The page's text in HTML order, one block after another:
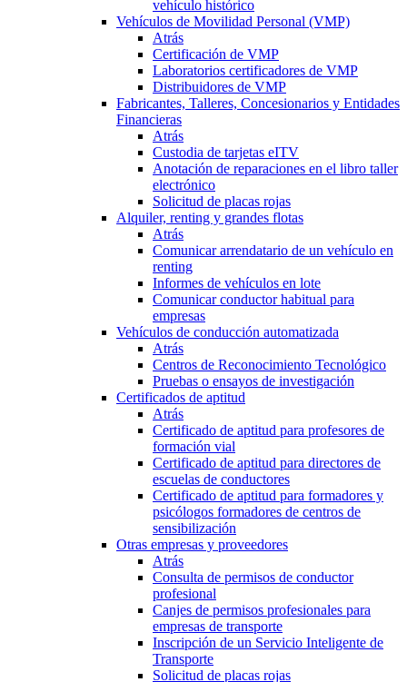
vehículo histórico
Vehículos de Movilidad Personal (VMP)
Atrás
Certificación de VMP
Laboratorios certificadores de VMP
Distribuidores de VMP
Fabricantes, Talleres, Concesionarios y Entidades
Financieras
Atrás
Custodia de tarjetas eITV
Anotación de reparaciones en el libro taller
electrónico
Solicitud de placas rojas
Alquiler, renting y grandes flotas
Atrás
Comunicar arrendatario de un vehículo en
renting
Informes de vehículos en lote
Comunicar conductor habitual para
empresas
Vehículos de conducción automatizada
Atrás
Centros de Reconocimiento Tecnológico
Pruebas o ensayos de investigación
Certificados de aptitud
Atrás
Certificado de aptitud para profesores de
formación vial
Certificado de aptitud para directores de
escuelas de conductores
Certificado de aptitud para formadores y
psicólogos formadores de centros de
sensibilización
Otras empresas y proveedores
Atrás
Consulta de permisos de conductor
profesional
Canjes de permisos profesionales para
empresas de transporte
Inscripción de un Servicio Inteligente de
Transporte
Solicitud de placas rojas